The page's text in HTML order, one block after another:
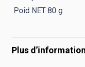
Poid NET 80 g
Plus d’information